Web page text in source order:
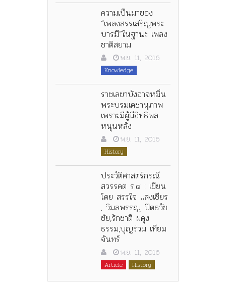
ความเป็นมาของ
“เพลงสรรเสริญพระ
บารมี”ในฐานะ เพลง
ชาติสยาม
พ.ย. 11, 2016
Knowledge
ราชเลขาบังอาจหมิ่น
พระบรมเดชานุภาพ
เพราะมีผู้มีอิทธิพล
หนุนหลัง
พ.ย. 11, 2016
History
ประวัติศาสตร์กรณี
สวรรคต ร.๘ : เขียน
โดย สรรใจ แสงเชียร
, วิมลพรรญ ปีตธวัช
ชัย,รักชาติ ผดุง
ธรรม,บุญร่วม เทียม
จันทร์
พ.ย. 11, 2016
Article History